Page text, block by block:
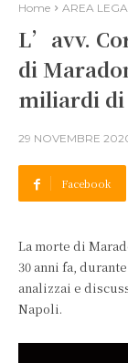
Home AREA
L’avv.
di
miliardi
29 NOVEMBRE
Facebook
La morte di
30 anni fa,
analizzai e
Napoli.